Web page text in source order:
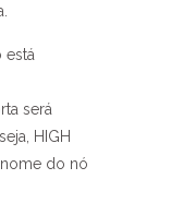
está
será
HIGH
do nó